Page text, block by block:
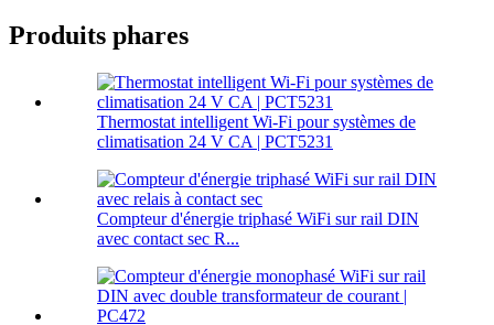
Produits phares
Thermostat intelligent Wi-Fi pour systèmes de
climatisation 24 V CA | PCT5231
Compteur d'énergie triphasé WiFi sur rail DIN
avec contact sec R...